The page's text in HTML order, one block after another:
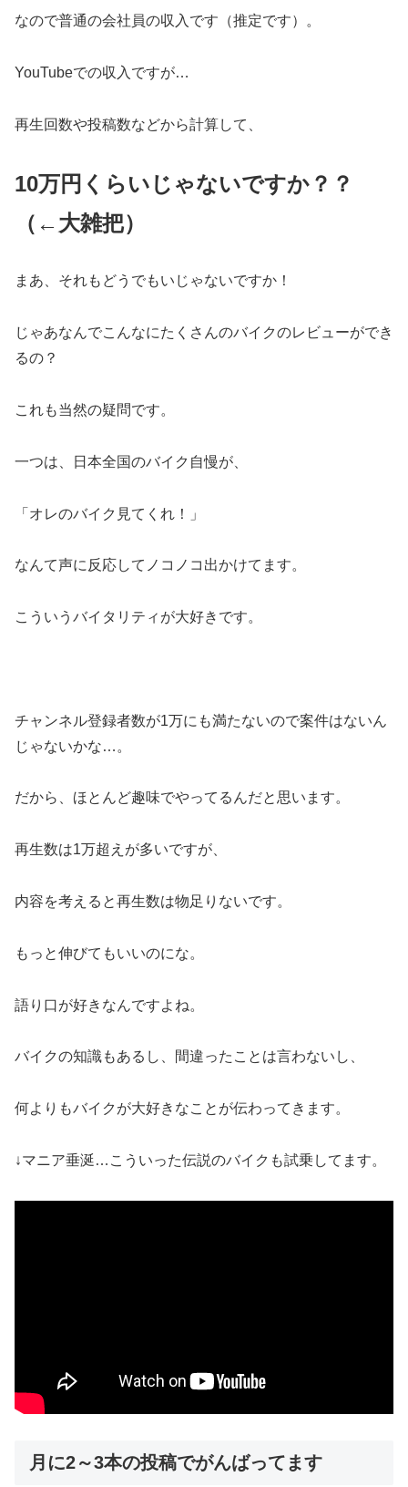
なので普通の会社員の収入です（推定です）。
YouTubeでの収入ですが…
再生回数や投稿数などから計算して、
10万円くらいじゃないですか？？
（←大雑把）
まあ、それもどうでもいじゃないですか！
じゃあなんでこんなにたくさんのバイクのレビューができ
るの？
これも当然の疑問です。
一つは、日本全国のバイク自慢が、
「オレのバイク見てくれ！」
なんて声に反応してノコノコ出かけてます。
こういうバイタリティが大好きです。
チャンネル登録者数が1万にも満たないので案件はないん
じゃないかな…。
だから、ほとんど趣味でやってるんだと思います。
再生数は1万超えが多いですが、
内容を考えると再生数は物足りないです。
もっと伸びてもいいのにな。
語り口が好きなんですよね。
バイクの知識もあるし、間違ったことは言わないし、
何よりもバイクが大好きなことが伝わってきます。
↓マニア垂涎…こういった伝説のバイクも試乗してます。
月に2～3本の投稿でがんばってます